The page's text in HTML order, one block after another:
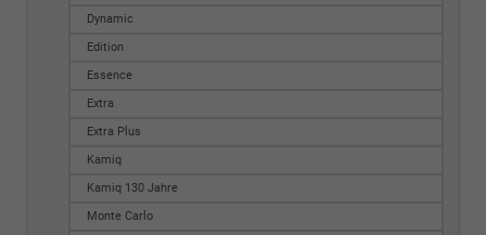
Dynamic
Edition
Essence
Extra
Extra Plus
Kamiq
Kamiq 130 Jahre
Monte Carlo